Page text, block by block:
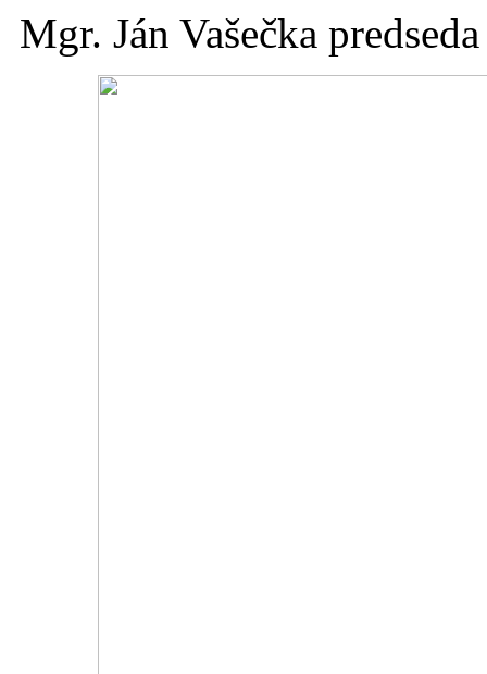
Mgr. Ján Vašečka